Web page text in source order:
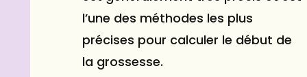
l’une des méthodes les plus
précises pour calculer le début de
la grossesse.